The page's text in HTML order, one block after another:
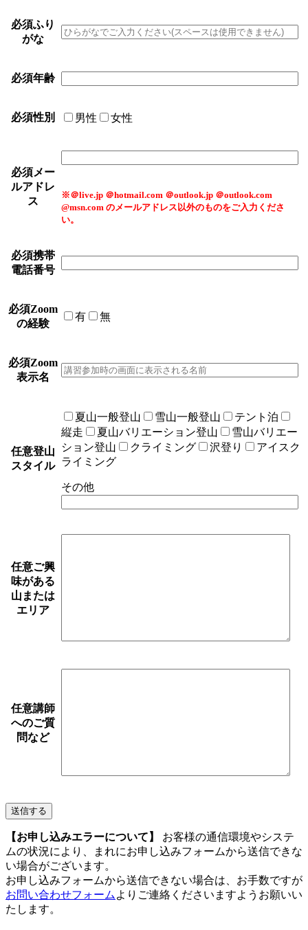
必須ふり
がな
必須年齢
必須性別 男性 女性
必須メー
ルアドレ
ス
※＠live.jp ＠hotmail.com ＠outlook.jp ＠outlook.com
@msn.com のメールアドレス以外のものをご入力くださ
い。
必須携帯
電話番号
必須Zoom
の経験
有 無
必須Zoom
表示名
任意登山
スタイル
夏山一般登山 雪山一般登山
テント泊
縦走
夏山バリエーション登山
雪山バリエー
ション登山
クライミング 沢登り
アイスク
ライミング
その他
任意ご興
味がある
山または
エリア
任意講師
へのご質
問など
【お申し込みエラーについて】
お客様の通信環境やシステ
ムの状況により、まれにお申し込みフォームから送信できな
い場合がございます。
お申し込みフォームから送信できない場合は、お手数ですが
お問い合わせフォーム よりご連絡くださいますようお願いい
たします。